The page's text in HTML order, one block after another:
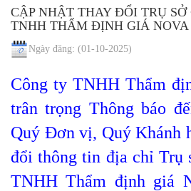
CẬP NHẬT THAY ĐỔI TRỤ
TNHH THẨM ĐỊNH GIÁ NOVA
Ngày đăng: (01-10-2025)
Công ty TNHH Thẩm
trân trọng Thông báo
Quý Đơn vị, Quý Khánh
đổi thông tin địa chỉ Trụ
TNHH Thẩm định giá